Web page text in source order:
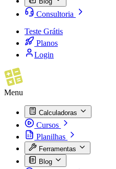
Consultoria
Teste Grátis
Planos
Login
Menu
Calculadoras
Cursos
Planilhas
Ferramentas
Blog